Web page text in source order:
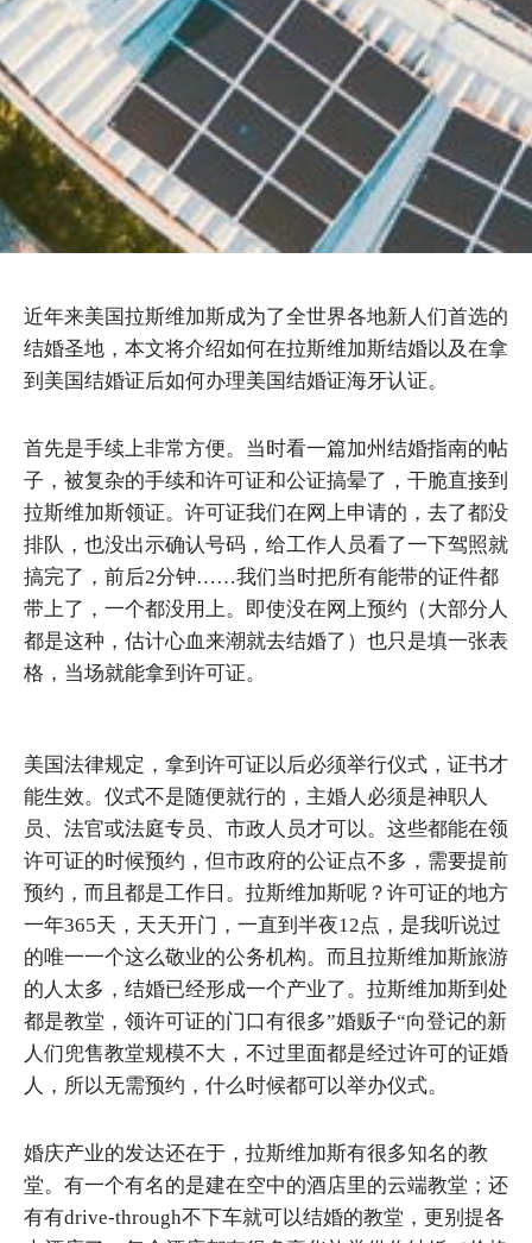
近年来美国拉斯维加斯成为了全世界各地新人们首选的
结婚圣地，本文将介绍如何在拉斯维加斯结婚以及在拿
到美国结婚证后如何办理美国结婚证海牙认证。
首先是手续上非常方便。当时看一篇加州结婚指南的帖
子，被复杂的手续和许可证和公证搞晕了，干脆直接到
拉斯维加斯领证。许可证我们在网上申请的，去了都没
排队，也没出示确认号码，给工作人员看了一下驾照就
搞完了，前后2分钟……我们当时把所有能带的证件都
带上了，一个都没用上。即使没在网上预约（大部分人
都是这种，估计心血来潮就去结婚了）也只是填一张表
格，当场就能拿到许可证。
美国法律规定，拿到许可证以后必须举行仪式，证书才
能生效。仪式不是随便就行的，主婚人必须是神职人
员、法官或法庭专员、市政人员才可以。这些都能在领
许可证的时候预约，但市政府的公证点不多，需要提前
预约，而且都是工作日。拉斯维加斯呢？许可证的地方
一年365天，天天开门，一直到半夜12点，是我听说过
的唯一一个这么敬业的公务机构。而且拉斯维加斯旅游
的人太多，结婚已经形成一个产业了。拉斯维加斯到处
都是教堂，领许可证的门口有很多”婚贩子“向登记的新
人们兜售教堂规模不大，不过里面都是经过许可的证婚
人，所以无需预约，什么时候都可以举办仪式。
婚庆产业的发达还在于，拉斯维加斯有很多知名的教
堂。有一个有名的是建在空中的酒店里的云端教堂；还
有有drive-through不下车就可以结婚的教堂，更别提各